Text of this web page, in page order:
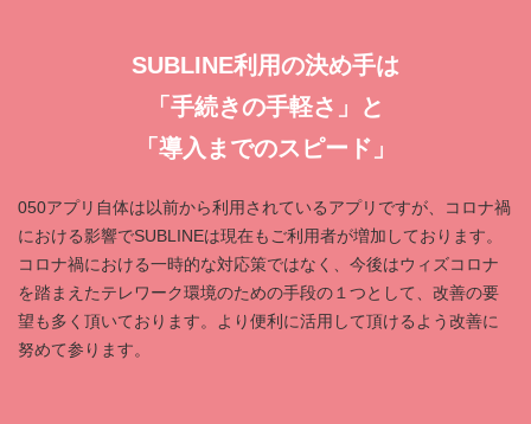
SUBLINE利⽤の決め⼿は
「⼿続きの⼿軽さ」と
「導⼊までのスピード」
050アプリ⾃体は以前から利⽤されているアプリですが、コロナ禍
における影響でSUBLINEは現在もご利⽤者が増加しております。
コロナ禍における⼀時的な対応策ではなく、今後はウィズコロナ
を踏まえたテレワーク環境のための⼿段の１つとして、改善の要
望も多く頂いております。より便利に活⽤して頂けるよう改善に
努めて参ります。